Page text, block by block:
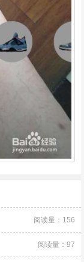
阅读量：156
阅读量：97